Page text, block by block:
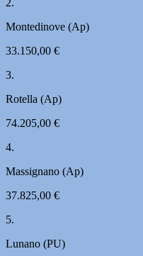
2.
Montedinove (Ap)
33.150,00 €
3.
Rotella (Ap)
74.205,00 €
4.
Massignano (Ap)
37.825,00 €
5.
Lunano (PU)